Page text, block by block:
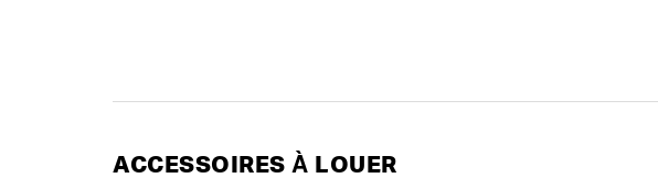
ACCESSOIRES À LOUER